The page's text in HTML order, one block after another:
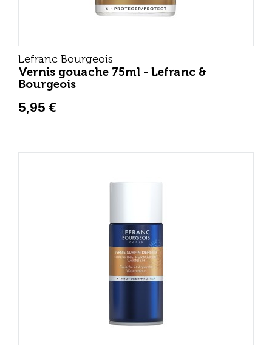
Lefranc Bourgeois
Vernis gouache 75ml - Lefranc &
Bourgeois
5,95 €